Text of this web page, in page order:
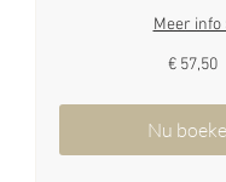
Meer info
€ 57,50
Nu